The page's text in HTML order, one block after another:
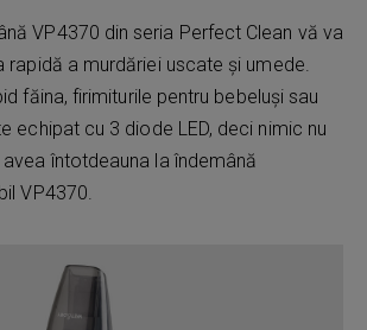
VP4370 din seria Perfect Clean vă va
rapidă a murdăriei uscate și umede.
făina, firimiturile pentru bebeluși sau
echipat cu 3 diode LED, deci nimic nu
întotdeauna la îndemână
VP4370.